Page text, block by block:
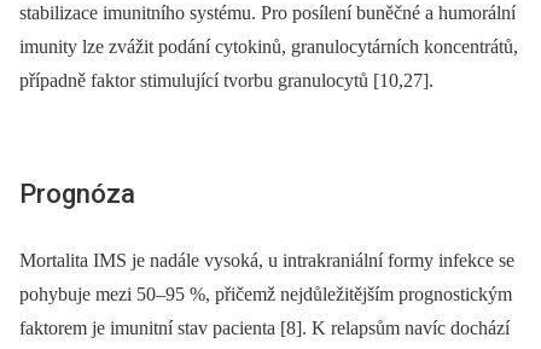
stabilizace imunitního systému. Pro posílení buněčné a humorální
imunity lze zvážit podání cytokinů, granulocytárních koncentrátů,
případně faktor stimulující tvorbu granulocytů [10,27].
Prognóza
Mortalita IMS je nadále vysoká, u intra­kraniální formy infekce se
pohybuje mezi 50–95 %, přičemž nejdůležitějším prognostickým
faktorem je imunitní stav pacienta [8]. K relapsům navíc dochází